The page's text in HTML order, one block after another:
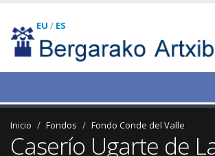
EU / ES
Inicio Fondos Fondo Conde del Valle
Caserío Ugarte de